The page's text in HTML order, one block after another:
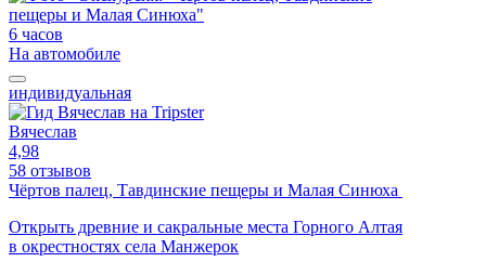
6 часов
На автомобиле
индивидуальная
Вячеслав
4,98
58 отзывов
Чёртов палец, Тавдинские пещеры и Малая Синюха
Открыть древние и сакральные места Горного Алтая
в окрестностях села Манжерок